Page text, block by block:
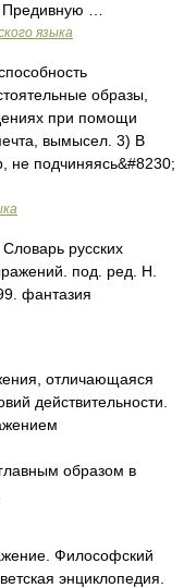
…
языка
образы,
при помощи
вымысел. 3) В
не подчиняясь&#8230;
русских
под. ред. Н.
фантазия
отличающаяся
действительности.
образом в
Философский
энциклопедия.